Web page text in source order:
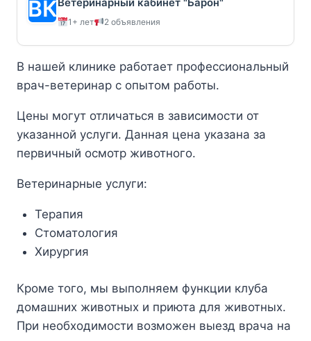
Ветеринарный кабинет "Барон"
1+ лет 2 объявления
В нашей клинике работает профессиональный
врач-ветеринар с опытом работы.
Цены могут отличаться в зависимости от
указанной услуги. Данная цена указана за
первичный осмотр животного.
Ветеринарные услуги:
Терапия
Стоматология
Хирургия
Кроме того, мы выполняем функции клуба
домашних животных и приюта для животных.
При необходимости возможен выезд врача на